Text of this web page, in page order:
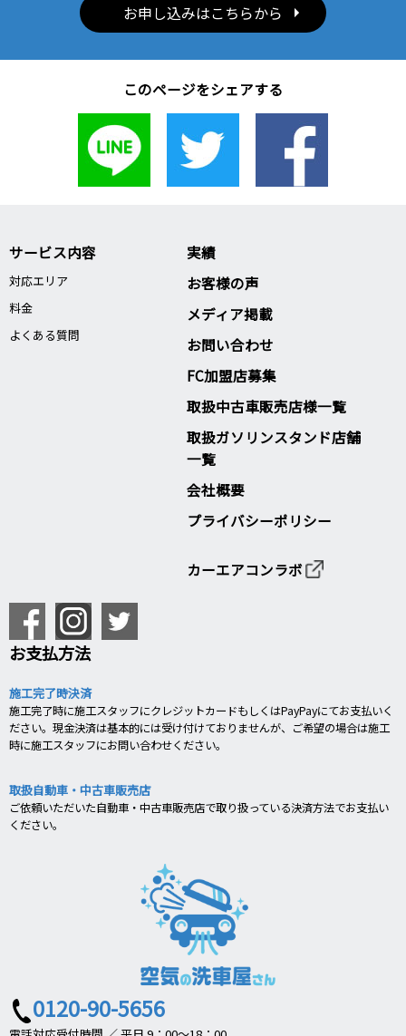
お申し込みはこちらから
このページをシェアする
サービス内容
対応エリア
料金
よくある質問
実績
お客様の声
メディア掲載
お問い合わせ
FC加盟店募集
取扱中古車販売店様一覧
取扱ガソリンスタンド店舗
一覧
会社概要
プライバシーポリシー
カーエアコンラボ
お支払方法
施工完了時決済
施工完了時に施工スタッフにクレジットカードもしくはPayPayにてお支払いく
ださい。現金決済は基本的には受け付けておりませんが、ご希望の場合は施工
時に施工スタッフにお問い合わせください。
取扱自動車・中古車販売店
ご依頼いただいた自動車・中古車販売店で取り扱っている決済方法でお支払い
ください。
0120-90-5656